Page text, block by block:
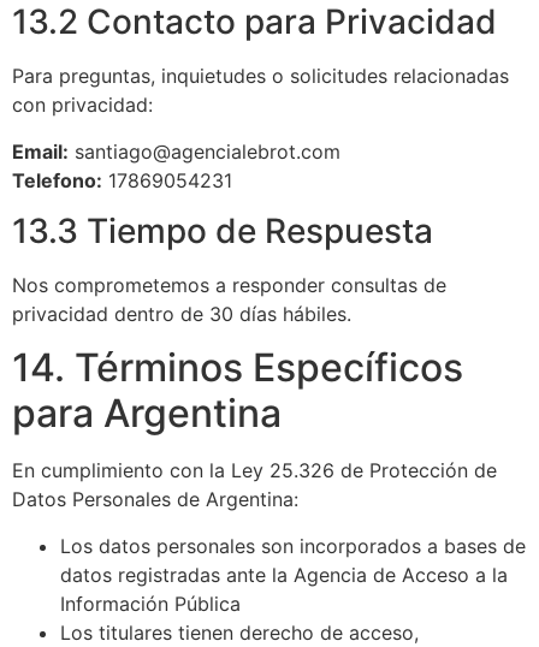
13.2 Contacto para Privacidad
Para preguntas, inquietudes o solicitudes relacionadas
con privacidad:
Email: santiago@agencialebrot.com
Telefono: 17869054231
13.3 Tiempo de Respuesta
Nos comprometemos a responder consultas de
privacidad dentro de 30 días hábiles.
14. Términos Específicos
para Argentina
En cumplimiento con la Ley 25.326 de Protección de
Datos Personales de Argentina:
Los datos personales son incorporados a bases de
datos registradas ante la Agencia de Acceso a la
Información Pública
Los titulares tienen derecho de acceso,